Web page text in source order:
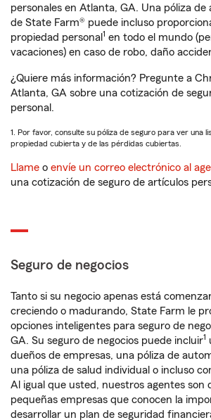
personales en Atlanta, GA. Una póliza de
de State Farm® puede incluso
propiedad personal 1 en todo el mundo
vacaciones) en caso de robo, daño
¿Quiere más información? Pregunte a
Atlanta, GA sobre una cotización de
personal.
1. Por favor, consulte su póliza de seguro para ver una
propiedad cubierta y de las pérdidas cubiertas.
Llame o envíe un correo electrónico al
una cotización de seguro de artículos
Seguro de negocios
Tanto si su negocio apenas está
creciendo o madurando, State Farm le
opciones inteligentes para seguro de
GA. Su seguro de negocios puede incluir1
dueños de empresas, una póliza de
una póliza de salud individual o incluso
Al igual que usted, nuestros agentes son
pequeñas empresas que conocen la
desarrollar un plan de seguridad